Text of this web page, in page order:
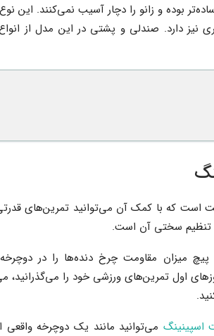
بوده و زانو را دچار آسیب نمی‌کنند. این
نیز دارد. صندلی و پشتی در این مدل از
است که با کمک آن می‌توانید تمرین‌های
تنظیم سختی آن است.
میزان مقاومت چرخ دنده‌ها را در
اول تمرین‌های ورزشی خود را می‌گذرانید،
اسپینینگ می‌توانید مانند یک دوچرخه